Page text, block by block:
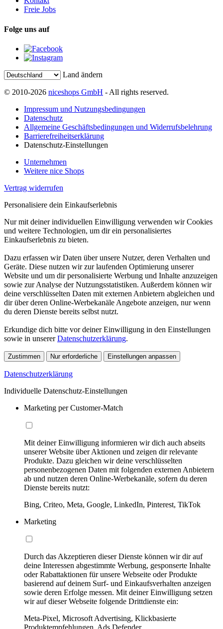
Freie Jobs
Folge uns auf
Land ändern
© 2010-2026 niceshops GmbH - All rights reserved.
Impressum und Nutzungsbedingungen
Datenschutz
Allgemeine Geschäftsbedingungen und Widerrufsbelehrung
Barrierefreiheitserklärung
Datenschutz-Einstellungen
Unternehmen
Weitere nice Shops
Vertrag widerrufen
Personalisiere dein Einkaufserlebnis
Nur mit deiner individuellen Einwilligung verwenden wir Cookies
und weitere Technologien, um dir ein personalisiertes
Einkaufserlebnis zu bieten.
Dazu erfassen wir Daten über unsere Nutzer, deren Verhalten und
Geräte. Diese nutzen wir zur laufenden Optimierung unserer
Website und um dir personalisierte Werbung und Inhalte anzuzeigen
sowie zur Analyse der Nutzungsstatistiken. Außerdem können wir
deine verschlüsselten Daten mit externen Anbietern abgleichen und
dir über deren Online-Werbekanäle Angebote anzeigen, nur wenn
du deren Dienste bereits selbst nutzt.
Erkundige dich bitte vor deiner Einwilligung in den Einstellungen
sowie in unsererDatenschutzerklärung.
Zustimmen Nur erforderliche Einstellungen anpassen
Datenschutzerklärung
Individuelle Datenschutz-Einstellungen
Marketing per Customer-Match
Mit deiner Einwilligung informieren wir dich auch abseits
unserer Website über Aktionen und zeigen dir relevante
Produkte. Dazu gleichen wir deine verschlüsselten
personenbezogenen Daten mit folgenden externen Anbietern
ab und nutzen deren Online-Werbekanäle, sofern du deren
Dienste bereits nutzt:
Bing, Criteo, Meta, Google, LinkedIn, Pinterest, TikTok
Marketing
Durch das Akzeptieren dieser Dienste können wir dir auf
deine Interessen abgestimmte Werbung, gesponserte Inhalte
oder Rabattaktionen für unsere Webseite oder Produkte
basierend auf deinem Surf- und Einkaufsverhalten anzeigen
sowie deren Erfolge messen. Mit deiner Einwilligung setzen
wir auf dieser Webseite folgende Drittdienste ein:
Meta-Pixel, Microsoft Advertising, Klickbasierte
Produktempfehlungen, Ads Defender